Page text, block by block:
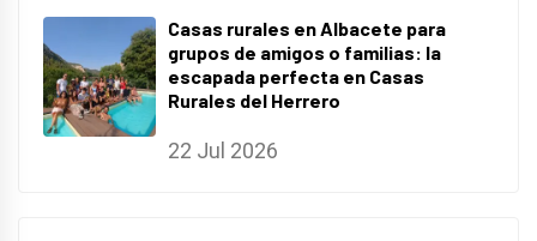
Casas rurales en Albacete para
grupos de amigos o familias: la
escapada perfecta en Casas
Rurales del Herrero
22 Jul 2026